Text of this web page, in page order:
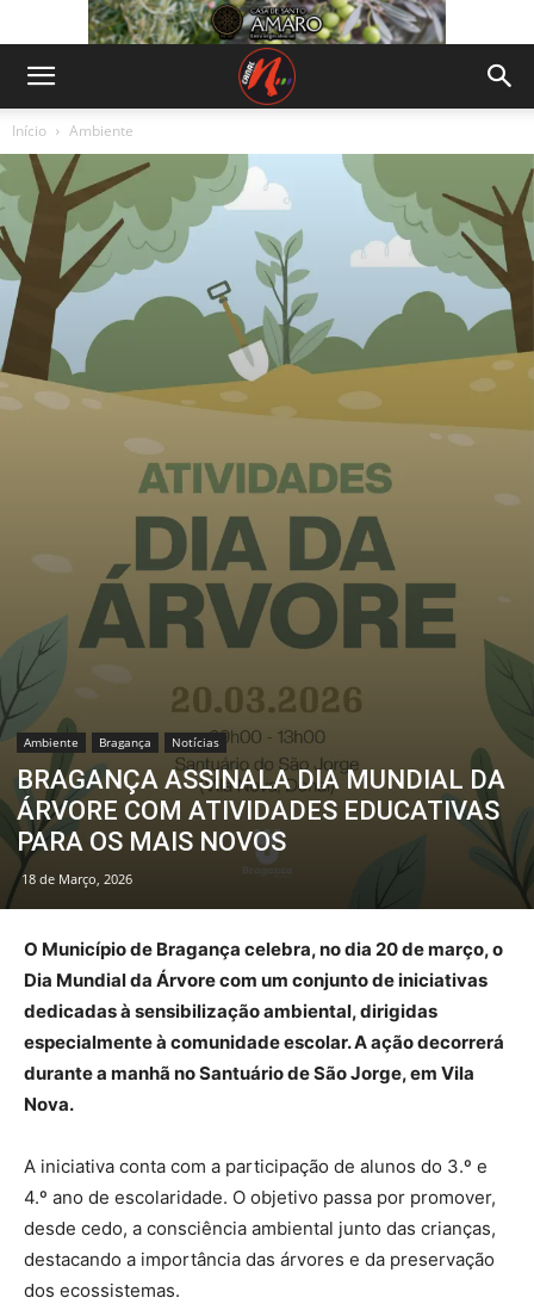
Início Ambiente
Ambiente Bragança Notícias
BRAGANÇA ASSINALA DIA MUNDIAL DA
ÁRVORE COM ATIVIDADES EDUCATIVAS
PARA OS MAIS NOVOS
18 de Março, 2026
O Município de Bragança celebra, no dia 20 de março, o
Dia Mundial da Árvore com um conjunto de iniciativas
dedicadas à sensibilização ambiental, dirigidas
especialmente à comunidade escolar. A ação decorrerá
durante a manhã no Santuário de São Jorge, em Vila
Nova.
A iniciativa conta com a participação de alunos do 3.º e
4.º ano de escolaridade. O objetivo passa por promover,
desde cedo, a consciência ambiental junto das crianças,
destacando a importância das árvores e da preservação
dos ecossistemas.